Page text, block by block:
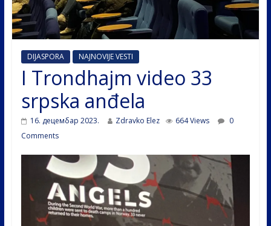
DIJASPORA NAJNOVIJE VESTI
I Trondhajm video 33
srpska anđela
16. децембар 2023. Zdravko Elez 664 Views
0
Comments